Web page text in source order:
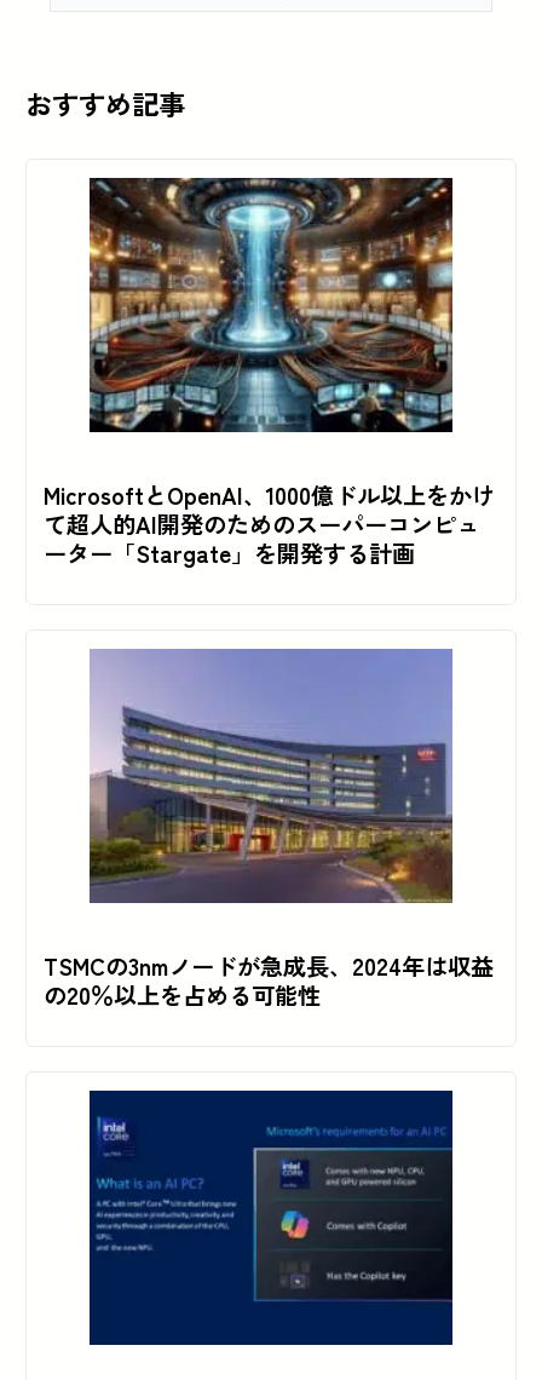
おすすめ記事
MicrosoftとOpenAI、1000億ドル以上をかけ
て超人的AI開発のためのスーパーコンピュ
ーター「Stargate」を開発する計画
TSMCの3nmノードが急成長、2024年は収益
の20％以上を占める可能性